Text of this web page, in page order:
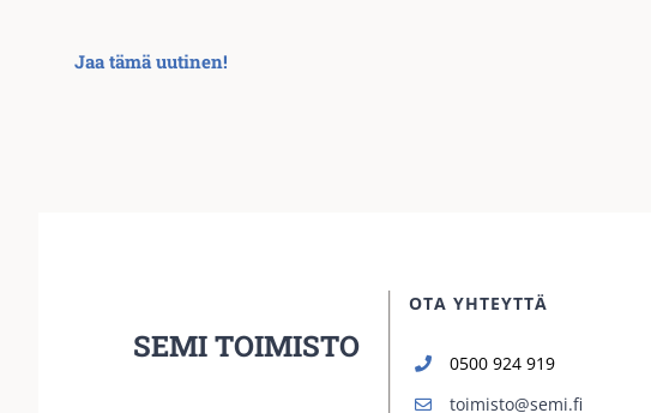
Jaa tämä uutinen!
SEMI TOIMISTO
OTA YHTEYTTÄ
0500 924 919
toimisto@semi.fi